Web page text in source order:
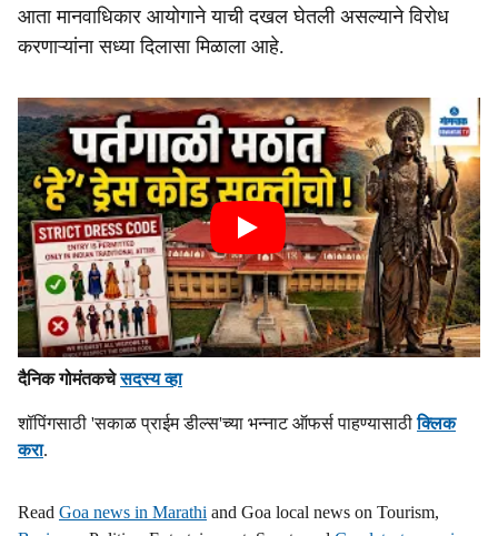
आता मानवाधिकार आयोगाने याची दखल घेतली असल्याने विरोध
करणाऱ्यांना सध्या दिलासा मिळाला आहे.
दैनिक गोमंतकचेसदस्य व्हा
शॉपिंगसाठी 'सकाळ प्राईम डील्स'च्या भन्नाट ऑफर्स पाहण्यासाठीक्लिक
करा.
Read Goa news in Marathi and Goa local news on Tourism,